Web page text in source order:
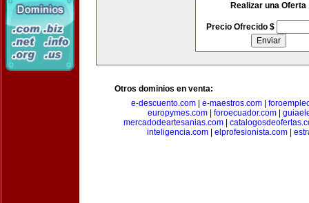
Realizar una Oferta
Precio Ofrecido $
Otros dominios en venta:
e-descuento.com| e-maestros.com|
europymes.com| foroecuador.com|
mercadodeartesanias.com
inteligencia.com| elprofesionista.com|